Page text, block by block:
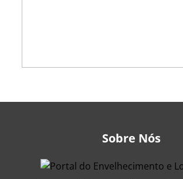
Sobre Nós